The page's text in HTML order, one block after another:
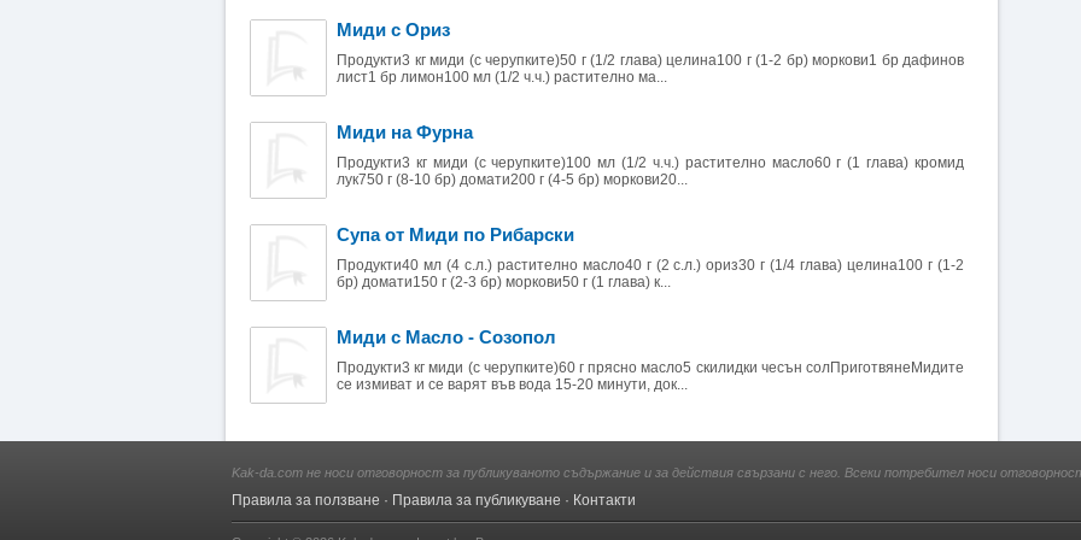
Миди с Ориз
Продукти3 кг миди (с черупките)50 г (1/2 глава) целина100 г (1-2 бр) моркови1 бр дафинов
лист1 бр лимон100 мл (1/2 ч.ч.) растително ма...
Миди на Фурна
Продукти3 кг миди (с черупките)100 мл (1/2 ч.ч.) растително масло60 г (1 глава) кромид
лук750 г (8-10 бр) домати200 г (4-5 бр) моркови20...
Супа от Миди по Рибарски
Продукти40 мл (4 с.л.) растително масло40 г (2 с.л.) ориз30 г (1/4 глава) целина100 г (1-2
бр) домати150 г (2-3 бр) моркови50 г (1 глава) к...
Миди с Масло - Созопол
Продукти3 кг миди (с черупките)60 г прясно масло5 скилидки чесън солПриготвянеМидите
се измиват и се варят във вода 15-20 минути, док...
Kak-da.com не носи отговорност за публикуваното съдържание и за действия свързани с него. Всеки потребител носи
Правила за ползване · Правила за публикуване · Контакти